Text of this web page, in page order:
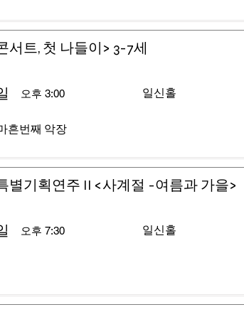
서트, 첫 나들이> 3-7세
오후 3:00 일신홀
흔번째 악장
별기획연주 II <사계절 -여름과 가을>
오후 7:30 일신홀